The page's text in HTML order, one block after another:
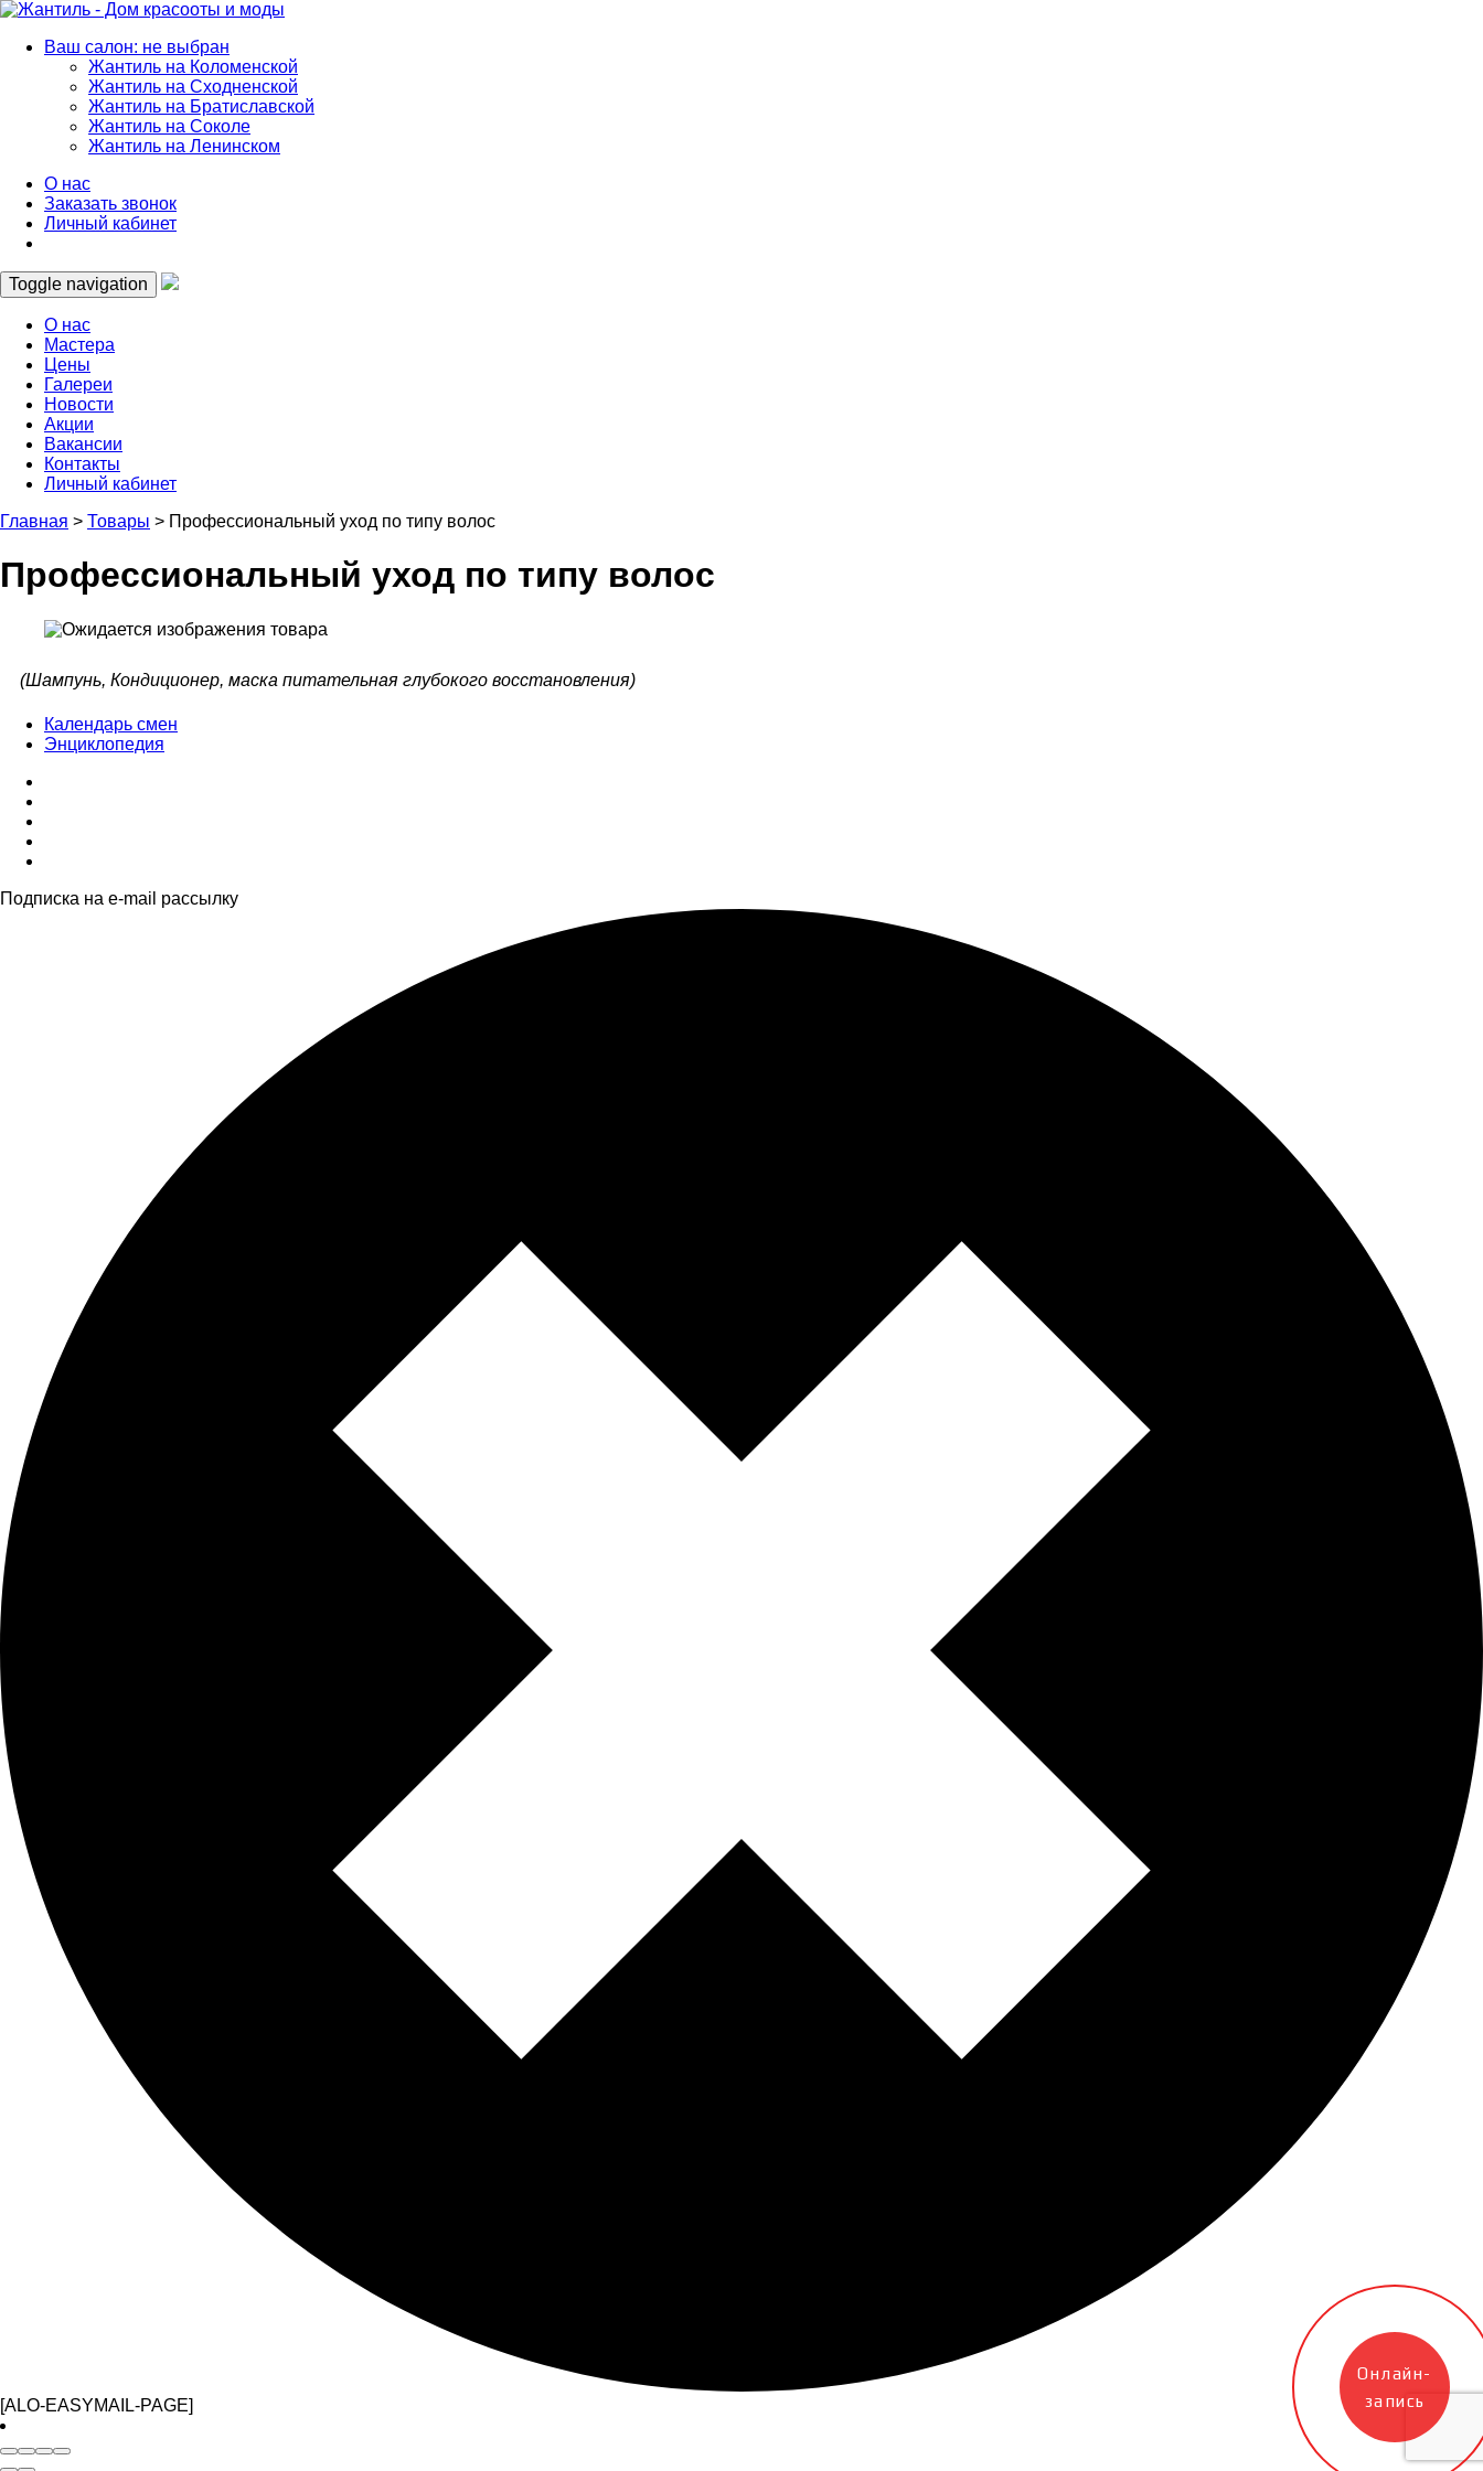
Ваш салон: не выбран
Жантиль на Коломенской
Жантиль на Сходненской
Жантиль на Братиславской
Жантиль на Соколе
Жантиль на Ленинском
О нас
Заказать звонок
Личный кабинет
Toggle navigation
О нас
Мастера
Цены
Галереи
Новости
Акции
Вакансии
Контакты
Личный кабинет
Главная > Товары > Профессиональный уход по типу волос
Профессиональный уход по типу волос
(Шампунь, Кондиционер, маска питательная глубокого восстановления)
Календарь смен
Энциклопедия
Подписка на e-mail рассылку
[ALO-EASYMAIL-PAGE]
Онлайн-
запись